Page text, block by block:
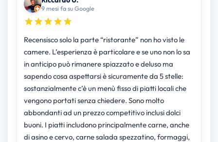
9 mesi fa su Google
Recensisco solo la parte “ristorante” non ho visto le
camere. L’esperienza è particolare e se uno non lo sa
in anticipo può rimanere spiazzato e deluso ma
sapendo cosa aspettarsi è sicuramente da 5 stelle:
sostanzialmente c’è un menù fisso di piatti locali che
vengono portati senza chiedere. Sono molto
abbondanti ad un prezzo competitivo inclusi dolci
buoni. I piatti includono principalmente carne, anche
di asino e cervo, carne salada spezzatino, formaggi,